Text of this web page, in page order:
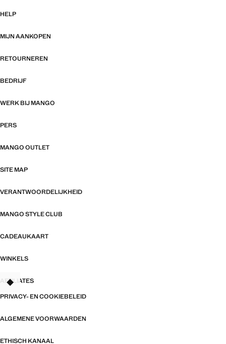
HELP
MIJN AANKOPEN
RETOURNEREN
BEDRIJF
WERK BIJ MANGO
PERS
MANGO OUTLET
SITE MAP
VERANTWOORDELIJKHEID
MANGO STYLE CLUB
CADEAUKAART
WINKELS
AFFILIATES
PRIVACY- EN COOKIEBELEID
ALGEMENE VOORWAARDEN
ETHISCH KANAAL